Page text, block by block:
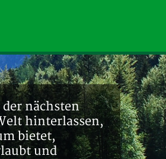
der nächsten
hinterlassen,
bietet,
und